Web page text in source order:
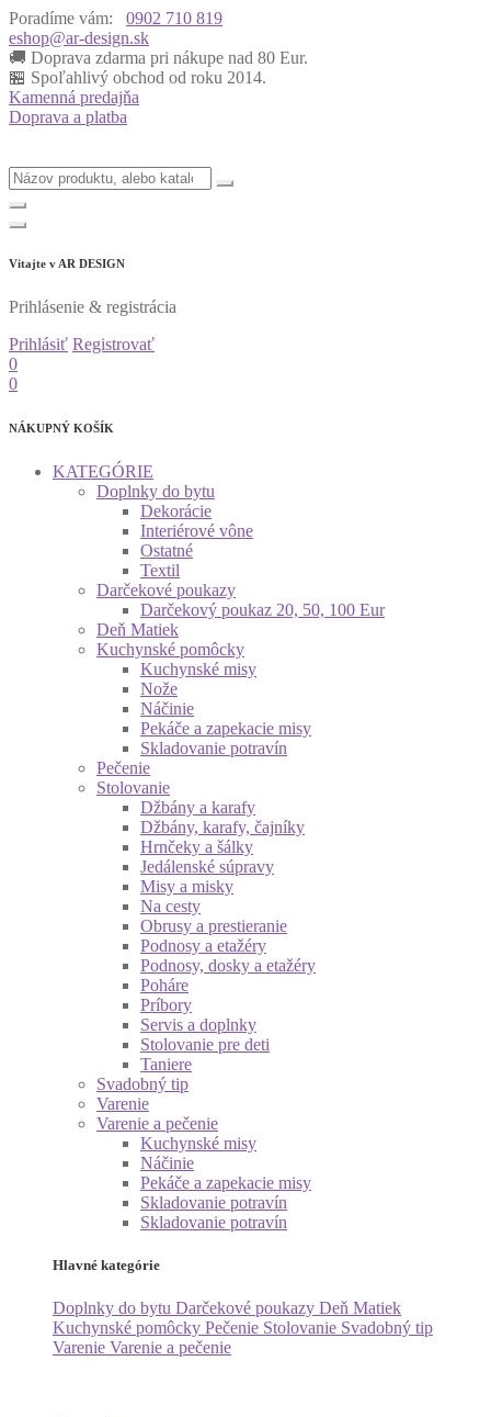
Poradíme vám:
0902 710 819
eshop@ar-design.sk
🚚 Doprava zdarma pri nákupe nad 80 Eur.
🏪 Spoľahlivý obchod od roku 2014.
Kamenná predajňa
Doprava a platba
Vitajte v AR DESIGN
Prihlásenie & registrácia
Prihlásiť Registrovať
0
0
NÁKUPNÝ KOŠÍK
KATEGÓRIE
Doplnky do bytu
Dekorácie
Interiérové vône
Ostatné
Textil
Darčekové poukazy
Darčekový poukaz 20, 50, 100 Eur
Deň Matiek
Kuchynské pomôcky
Kuchynské misy
Nože
Náčinie
Pekáče a zapekacie misy
Skladovanie potravín
Pečenie
Stolovanie
Džbány a karafy
Džbány, karafy, čajníky
Hrnčeky a šálky
Jedálenské súpravy
Misy a misky
Na cesty
Obrusy a prestieranie
Podnosy a etažéry
Podnosy, dosky a etažéry
Poháre
Príbory
Servis a doplnky
Stolovanie pre deti
Taniere
Svadobný tip
Varenie
Varenie a pečenie
Kuchynské misy
Náčinie
Pekáče a zapekacie misy
Skladovanie potravín
Skladovanie potravín
Hlavné kategórie
Doplnky do bytu Darčekové poukazy Deň Matiek
Kuchynské pomôcky Pečenie Stolovanie Svadobný tip
Varenie Varenie a pečenie